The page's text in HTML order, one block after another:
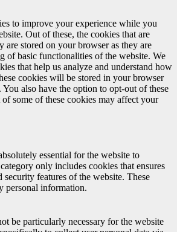
to improve your experience while you
Out of these, the cookies that are
are stored on your browser as they are
of basic functionalities of the website. We
that help us analyze and understand how
cookies will be stored in your browser
also have the option to opt-out of these
some of these cookies may affect your
essential for the website to
only includes cookies that ensures
security features of the website. These
personal information.
be particularly necessary for the website